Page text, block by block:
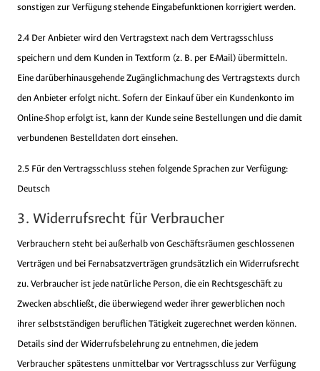
sonstigen zur Verfügung stehende Eingabefunktionen korrigiert werden.
2.4 Der Anbieter wird den Vertragstext nach dem Vertragsschluss
speichern und dem Kunden in Textform (z. B. per E-Mail) übermitteln.
Eine darüberhinausgehende Zugänglichmachung des Vertragstexts durch
den Anbieter erfolgt nicht. Sofern der Einkauf über ein Kundenkonto im
Online-Shop erfolgt ist, kann der Kunde seine Bestellungen und die damit
verbundenen Bestelldaten dort einsehen.
2.5 Für den Vertragsschluss stehen folgende Sprachen zur Verfügung:
Deutsch
3. Widerrufsrecht für Verbraucher
Verbrauchern steht bei außerhalb von Geschäftsräumen geschlossenen
Verträgen und bei Fernabsatzverträgen grundsätzlich ein Widerrufsrecht
zu. Verbraucher ist jede natürliche Person, die ein Rechtsgeschäft zu
Zwecken abschließt, die überwiegend weder ihrer gewerblichen noch
ihrer selbstständigen beruflichen Tätigkeit zugerechnet werden können.
Details sind der Widerrufsbelehrung zu entnehmen, die jedem
Verbraucher spätestens unmittelbar vor Vertragsschluss zur Verfügung